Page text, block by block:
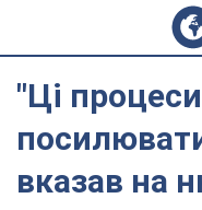
"Ці
вказав на